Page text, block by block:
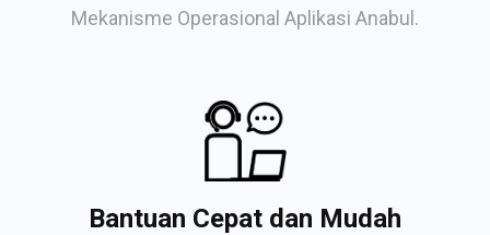
Mekanisme Operasional Aplikasi Anabul.
Bantuan Cepat dan Mudah